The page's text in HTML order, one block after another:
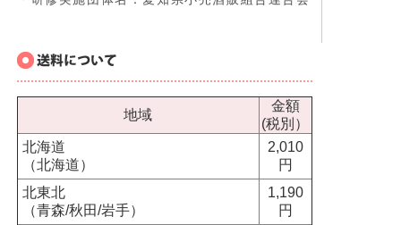
地域
金額
(税別）
北海道
（北海道）
2,010
円
北東北
（青森/秋田/岩手）
1,190
円